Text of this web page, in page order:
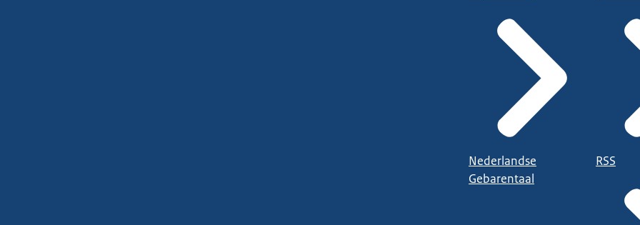
Nederlandse
Gebarentaal
RSS